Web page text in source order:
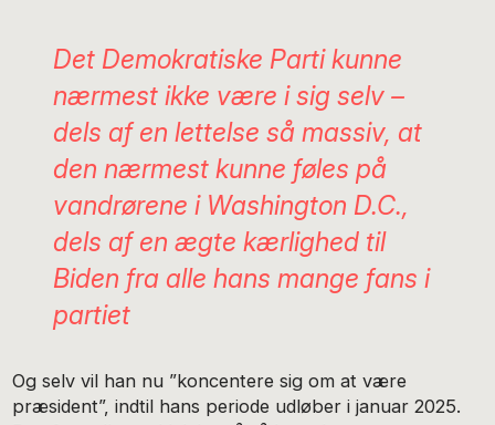
Det Demokratiske Parti kunne
nærmest ikke være i sig selv –
dels af en lettelse så massiv, at
den nærmest kunne føles på
vandrørene i Washington D.C.,
dels af en ægte kærlighed til
Biden fra alle hans mange fans i
partiet
Og selv vil han nu ”koncentere sig om at være
præsident”, indtil hans periode udløber i januar 2025.